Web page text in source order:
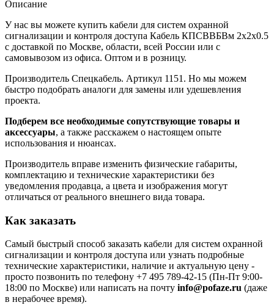
Описание
У нас вы можете купить кабели для систем охранной
сигнализации и контроля доступа Кабель КПСВВБВм 2х2х0.5
с доставкой по Москве, области, всей России или с
самовывозом из офиса. Оптом и в розницу.
Производитель Спецкабель. Артикул 1151. Но мы можем
быстро подобрать аналоги для замены или удешевления
проекта.
Подберем все необходимые сопутствующие товары и
аксессуары, а также расскажем о настоящем опыте
использования и нюансах.
Производитель вправе изменить физические габариты,
комплектацию и технические характеристики без
уведомления продавца, а цвета и изображения могут
отличаться от реального внешнего вида товара.
Как заказать
Самый быстрый способ заказать кабели для систем охранной
сигнализации и контроля доступа или узнать подробные
технические характеристики, наличие и актуальную цену -
просто позвонить по телефону +7 495 789-42-15 (Пн-Пт 9:00-
18:00 по Москве) или написать на почту info@pofaze.ru (даже
в нерабочее время).